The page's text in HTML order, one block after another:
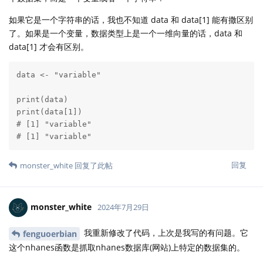
如果它是一个字符串的话，我也不知道 data 和 data[1] 能有撒区别
了。如果是一个变量，数据类型上是一个一维向量的话，data 和
data[1] 才会有区别。
data <- "variable"
print(data)
print(data[1])
# [1] "variable"
# [1] "variable"
回复
monster_white 回复了此帖
monster_white 2024年7月29日
fenguoerbian
我重新修改了代码，上次是我写的有问题。它
这个nhanes函数是抓取nhanes数据库(网站)上特定的数据集的。